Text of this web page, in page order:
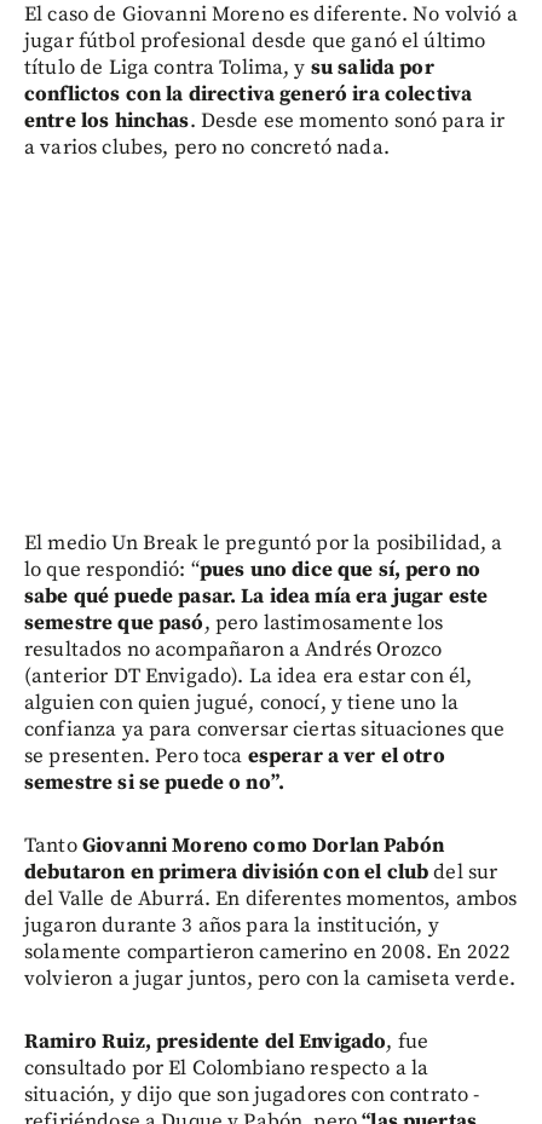
El caso de Giovanni Moreno es diferente. No volvió a
jugar fútbol profesional desde que ganó el último
título de Liga contra Tolima, y su salida por
conflictos con la directiva generó ira colectiva
entre los hinchas. Desde ese momento sonó para ir
a varios clubes, pero no concretó nada.
El medio Un Break le preguntó por la posibilidad, a
lo que respondió: “pues uno dice que sí, pero no
sabe qué puede pasar. La idea mía era jugar este
semestre que pasó, pero lastimosamente los
resultados no acompañaron a Andrés Orozco
(anterior DT Envigado). La idea era estar con él,
alguien con quien jugué, conocí, y tiene uno la
confianza ya para conversar ciertas situaciones que
se presenten. Pero toca esperar a ver el otro
semestre si se puede o no”.
TantoGiovanni Moreno como Dorlan Pabón
debutaron en primera división con el clubdel sur
del Valle de Aburrá. En diferentes momentos, ambos
jugaron durante 3 años para la institución, y
solamente compartieron camerino en 2008. En 2022
volvieron a jugar juntos, pero con la camiseta verde.
Ramiro Ruiz, presidente del Envigado, fue
consultado por El Colombiano respecto a la
situación, y dijo que son jugadores con contrato -